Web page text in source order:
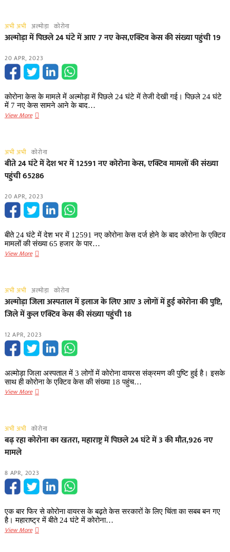
नए
मामलों
बढ़ोतरी,
बीते
24
घंटे
में
आए
तोड़ा
दम
अभी अभी अल्मोड़ा कोरोना
अल्मोड़ा में पिछले 24 घंटे में आए 7 नए केस,​एक्टिव केस की संख्या पहुंची 19
20 APR, 2023
कोरोना केस के मामले में अल्मोड़ा में पिछले 24 घंटे में तेजी देखी गई। पिछले 24 घंटे
में 7 नए केस सामने आने के बाद…
View Moreअल्मोड़ा
घंटे
में
आए
नए
केस,​
एक्टिव
केस
की
संख्या
पहुंची
अभी अभी कोरोना
बीते 24 घंटे में देश भर में 12591 नए कोरोना केस, एक्टिव मामलों की संख्या
पहुंची 65286
20 APR, 2023
बीते 24 घंटे में देश भर में 12591 नए कोरोना केस दर्ज होने के बाद कोरोना के एक्टिव
मामलों की संख्या 65 हजार के पार…
View Moreबीते
देश
भर
में
नए
कोरोना
केस,
मामलों
की
संख्या
अभी अभी अल्मोड़ा कोरोना
अल्मोड़ा जिला अस्पताल में इलाज के लिए आए ​3 लोगों में हुई कोरोना की पुष्टि,
जिले में कुल एक्टिव केस की संख्या पहुंची 18
12 APR, 2023
अल्मोड़ा जिला अस्पताल में 3 लोगों में कोरोना वायरस संक्रमण की पुष्टि हुई है। इसके
साथ ही कोरोना के एक्टिव केस की संख्या 18 पहुंच…
View Moreअल्मोड़ा
इलाज
के
​
3
लोगों
हुई
कोरोना
की
अभी अभी कोरोना
बढ़ रहा कोरोना का खतरा, महाराष्ट्र में पिछले 24 घंटे में 3 की मौत,926 नए
मामले
8 APR, 2023
एक बार फिर से कोरोना वायरस के बढ़ते केस सरकारों के लिए चिंता का सबब बन गए
है। महाराष्ट्र में बीते 24 घंटे में कोरोना…
View Moreबढ़